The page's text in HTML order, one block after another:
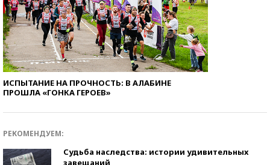
ИСПЫТАНИЕ НА ПРОЧНОСТЬ: В АЛАБИНЕ
ПРОШЛА «ГОНКА ГЕРОЕВ»
РЕКОМЕНДУЕМ:
Судьба наследства: истории удивительных
завещаний